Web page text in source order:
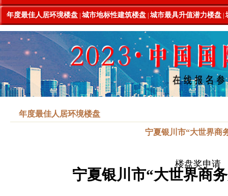
年度最佳人居环境楼盘 城市地标性建筑楼盘 城市最具升值潜力楼盘
年度最佳人居环境楼盘
宁夏银川市“大世界商
楼盘奖申请
宁夏银川市“大世界商